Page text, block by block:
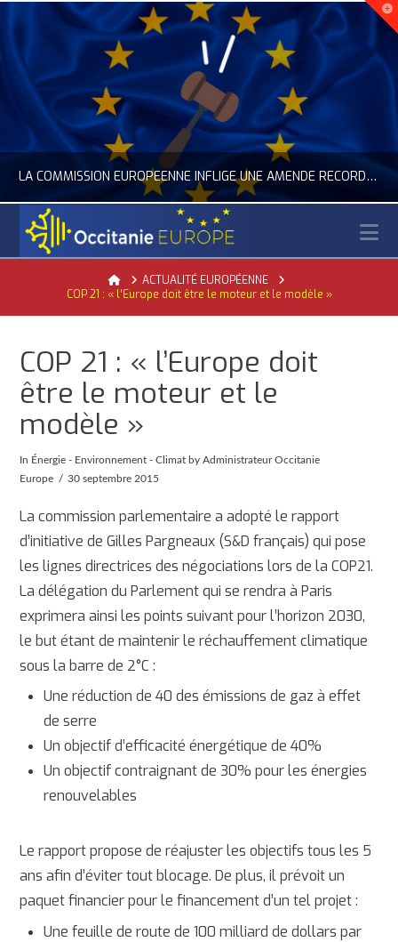
LA COMMISSION EUROPÉENNE INFLIGE UNE AMENDE RECORD À GOOGLE
ACTUALITÉ DE L'UNION EUROPÉENNE, ACTUALITÉ DE LA REPRÉSENTATION D’OCCITANIE EUROPE, NUMÉRIQUE- DIGITAL
HomeACTUALITÉ EUROPÉENNE
COP 21 : « l’Europe doit être le moteur et le modèle »
COP 21 : « l’Europe doit
être le moteur et le
modèle »
In Énergie - Environnement - Climat by Administrateur Occitanie
Europe
30 septembre 2015
La commission parlementaire a adopté le rapport
d’initiative de Gilles Pargneaux (S&D français) qui pose
les lignes directrices des négociations lors de la COP21.
La délégation du Parlement qui se rendra à Paris
exprimera ainsi les points suivant pour l’horizon 2030,
le but étant de maintenir le réchauffement climatique
sous la barre de 2°C :
Une réduction de 40 des émissions de gaz à effet
de serre
Un objectif d’efficacité énergétique de 40%
Un objectif contraignant de 30% pour les énergies
renouvelables
Le rapport propose de réajuster les objectifs tous les 5
ans afin d’éviter tout blocage. De plus, il prévoit un
paquet financier pour le financement d’un tel projet :
Une feuille de route de 100 milliard de dollars par